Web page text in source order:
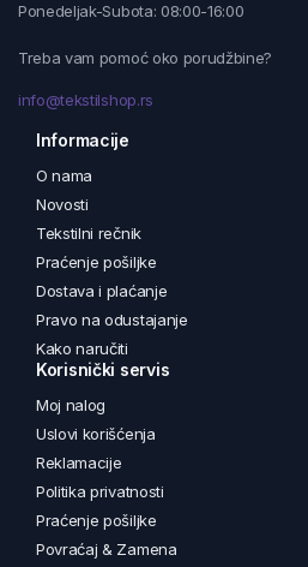
Ponedeljak-Subota: 08:00-16:00
Treba vam pomoć oko porudžbine?
info@tekstilshop.rs
Informacije
O nama
Novosti
Tekstilni rečnik
Praćenje pošiljke
Dostava i plaćanje
Pravo na odustajanje
Kako naručiti
Korisnički servis
Moj nalog
Uslovi korišćenja
Reklamacije
Politika privatnosti
Praćenje pošiljke
Povraćaj & Zamena